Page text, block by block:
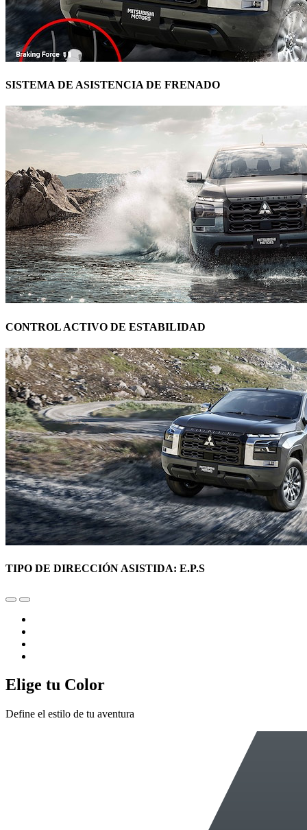
SISTEMA DE ASISTENCIA DE FRENADO
CONTROL ACTIVO DE ESTABILIDAD
TIPO DE DIRECCIÓN ASISTIDA: E.P.S
Elige tu Color
Define el estilo de tu aventura